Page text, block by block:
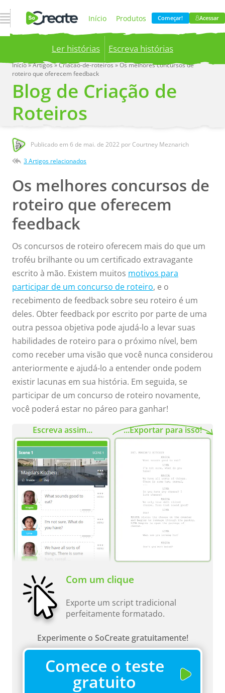
Abrir Navegação Início Produtos
Preços Blog
Empresa
Começar! Acessar
Ler histórias Escreva histórias
Publish your stories to a global audience.
now!
Início»Artigos»Criacao-de-roteiros»Os melhores concursos de
roteiro que oferecem feedback
Blog de Criação de
Roteiros
Publicado em6 de mai. de 2022 por Courtney Meznarich
3 Artigos relacionados
Os melhores concursos de
roteiro que oferecem
feedback
Os concursos de roteiro oferecem mais do que um
troféu brilhante ou um certificado extravagante
escrito à mão. Existem muitos motivos para
participar de um concurso de roteiro, e o
recebimento de feedback sobre seu roteiro é um
deles. Obter feedback por escrito por parte de uma
outra pessoa objetiva pode ajudá-lo a levar suas
habilidades de roteiro para o próximo nível, bem
como receber uma visão que você nunca considerou
anteriormente e ajudá-lo a entender onde podem
existir lacunas em sua história. Em seguida, se
participar de um concurso de roteiro novamente,
você poderá estar no páreo para ganhar!
Com um clique
Exporte um script tradicional
perfeitamente formatado.
Experimente o SoCreate gratuitamente!
Comece o teste
gratuito
Escreva assim... ...Exportar para isso!